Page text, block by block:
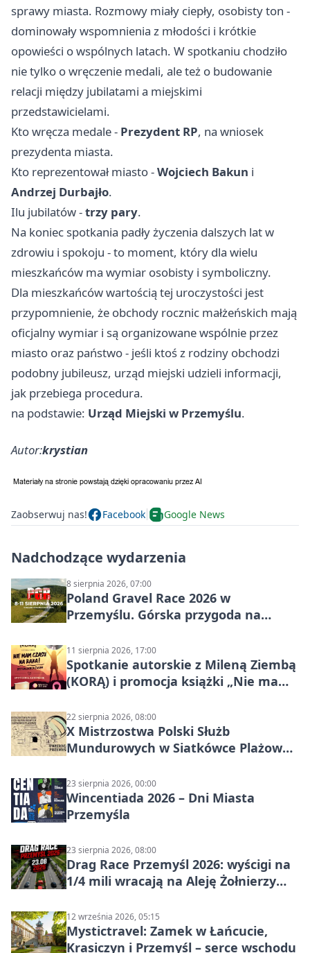
sprawy miasta. Rozmowy miały ciepły, osobisty ton -
dominowały wspomnienia z młodości i krótkie
opowieści o wspólnych latach. W spotkaniu chodziło
nie tylko o wręczenie medali, ale też o budowanie
relacji między jubilatami a miejskimi
przedstawicielami.
Kto wręcza medale - Prezydent RP, na wniosek
prezydenta miasta.
Kto reprezentował miasto -Wojciech Bakun i
Andrzej Durbajło.
Ilu jubilatów -trzy pary.
Na koniec spotkania padły życzenia dalszych lat w
zdrowiu i spokoju - to moment, który dla wielu
mieszkańców ma wymiar osobisty i symboliczny.
Dla mieszkańców wartością tej uroczystości jest
przypomnienie, że obchody rocznic małżeńskich mają
oficjalny wymiar i są organizowane wspólnie przez
miasto oraz państwo - jeśli ktoś z rodziny obchodzi
podobny jubileusz, urząd miejski udzieli informacji,
jak przebiega procedura.
na podstawie: Urząd Miejski w Przemyślu.
Autor:krystian
Zaobserwuj nas! Facebook Google News
Nadchodzące wydarzenia
8 sierpnia 2026, 07:00
Poland Gravel Race 2026 w
Przemyślu. Górska przygoda na
11 sierpnia 2026, 17:00
Spotkanie autorskie z Mileną Ziembą
(KORĄ) i promocja książki „Nie mam
22 sierpnia 2026, 08:00
X Mistrzostwa Polski Służb
Mundurowych w Siatkówce Plażowej
23 sierpnia 2026, 00:00
Wincentiada 2026 – Dni Miasta
Przemyśla
23 sierpnia 2026, 08:00
Drag Race Przemyśl 2026: wyścigi na
1/4 mili wracają na Aleję Żołnierzy
12 września 2026, 05:15
Mystictravel: Zamek w Łańcucie,
Krasiczyn i Przemyśl – serce wschodu